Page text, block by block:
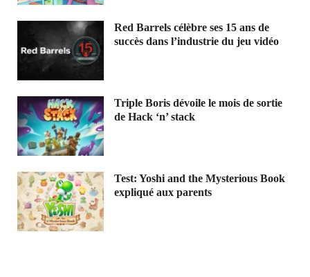
Red Barrels célèbre ses 15 ans de
succès dans l’industrie du jeu vidéo
Triple Boris dévoile le mois de sortie
de Hack ‘n’ stack
Test: Yoshi and the Mysterious Book
expliqué aux parents